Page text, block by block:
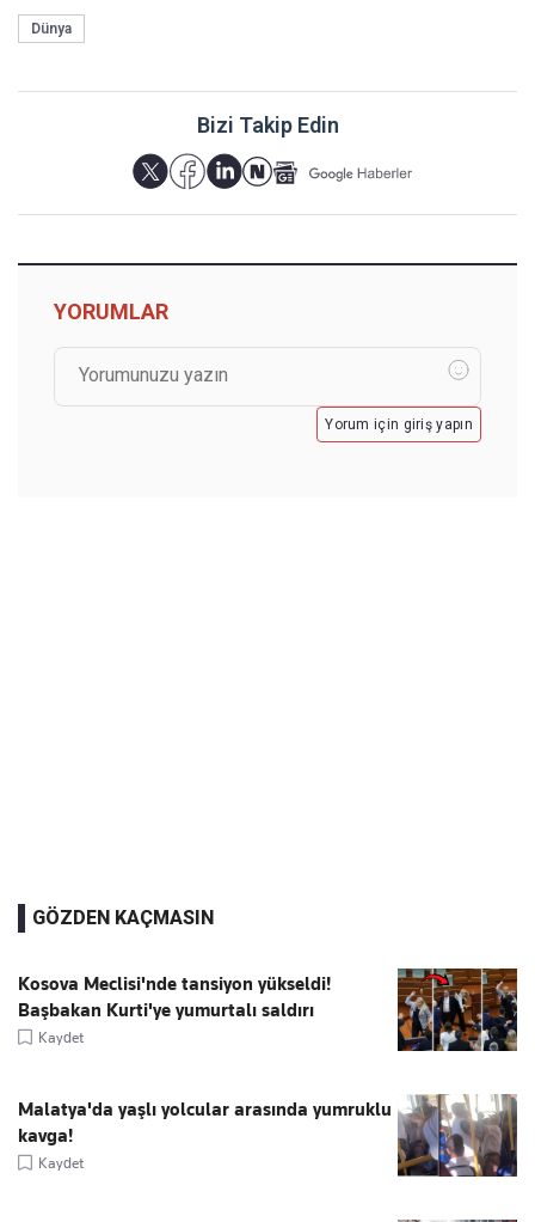
Dünya
Bizi Takip Edin
YORUMLAR
Yorum için giriş yapın
GÖZDEN KAÇMASIN
Kosova Meclisi'nde tansiyon yükseldi!
Başbakan Kurti'ye yumurtalı saldırı
Kaydet
Malatya'da yaşlı yolcular arasında yumruklu
kavga!
Kaydet